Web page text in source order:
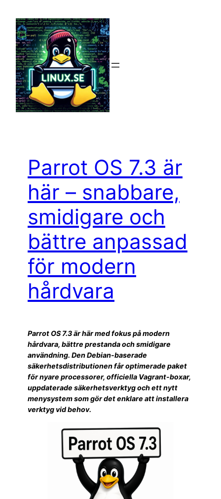
innehåll
Parrot OS 7.3 är
här – snabbare,
smidigare och
bättre anpassad
för modern
hårdvara
Parrot OS 7.3 är här med fokus på modern
hårdvara, bättre prestanda och smidigare
användning. Den Debian-baserade
säkerhetsdistributionen får optimerade paket
för nyare processorer, officiella Vagrant-boxar,
uppdaterade säkerhetsverktyg och ett nytt
menysystem som gör det enklare att installera
verktyg vid behov.